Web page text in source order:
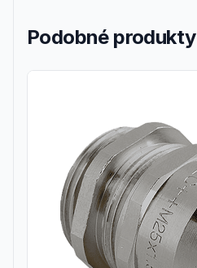
Podobné produkty